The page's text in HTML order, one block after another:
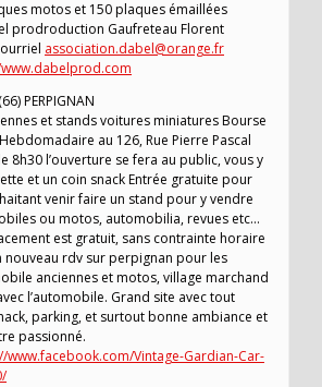
motos et 150 plaques émaillées
prodroduction Gaufreteau Florent
association.dabel@orange.fr
PERPIGNAN
et stands voitures miniatures Bourse
au 126, Rue Pierre Pascal
8h30 l’ouverture se fera au public, vous y
et un coin snack Entrée gratuite pour
venir faire un stand pour y vendre
ou motos, automobilia, revues etc…
est gratuit, sans contrainte horaire
rdv sur perpignan pour les
anciennes et motos, village marchand
l’automobile. Grand site avec tout
parking, et surtout bonne ambiance et
passionné.
www.facebook.com/Vintage-Gardian-Car-